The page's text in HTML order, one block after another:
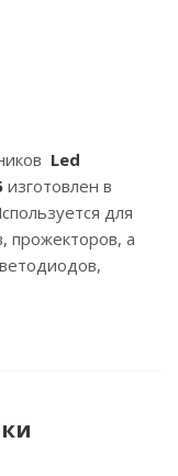
Led
изготовлен в
для
прожекторов, а